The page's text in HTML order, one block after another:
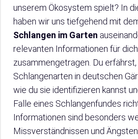
unserem Ökosystem spielt? In
haben wir uns tiefgehend mit
Schlangen im Garten
relevanten Informationen für dich
zusammengetragen. Du
Schlangenarten in deutschen
wie du sie identifizieren kannst
Falle eines Schlangenfundes
Informationen sind besonders
Missverständnissen und Ängsten